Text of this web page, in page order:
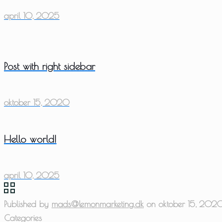
april 10, 2025
Post with right sidebar
oktober 15, 2020
Hello world!
april 10, 2025
Published by mads@lemonmarketing.dk on oktober 15,
Categories